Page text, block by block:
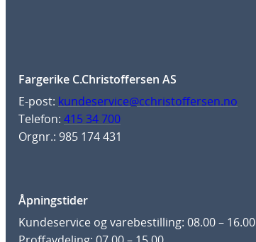
Fargerike C.Christoffersen AS
E-post: kundeservice@cchristoffersen.no
Telefon: 415 34 700
Orgnr.: 985 174 431
Åpningstider
Kundeservice og varebestilling: 08.00 – 16.00